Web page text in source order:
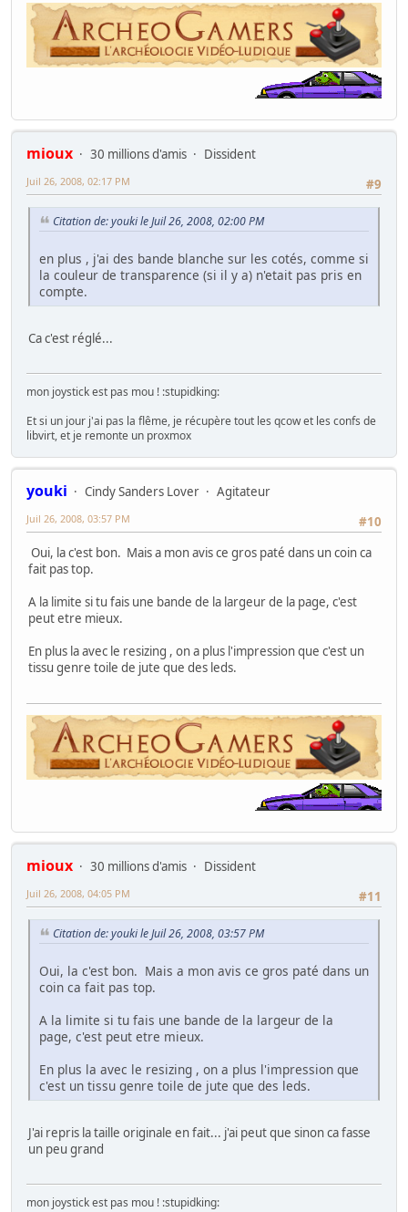
mioux 30 millions d'amis
Dissident
#9
Juil 26, 2008, 02:17 PM
Citation de: youki le Juil 26, 2008, 02:00 PM
en plus , j'ai des bande blanche sur les cotés, comme si
la couleur de transparence (si il y a) n'etait pas pris en
compte.
Ca c'est réglé...
mon joystick est pas mou ! :stupidking:
Et si un jour j'ai pas la flême, je récupère tout les qcow et les confs de
libvirt, et je remonte un proxmox
youki Cindy Sanders Lover
Agitateur
#10
Juil 26, 2008, 03:57 PM
Oui, la c'est bon. Mais a mon avis ce gros paté dans un coin ca
fait pas top.
A la limite si tu fais une bande de la largeur de la page, c'est
peut etre mieux.
En plus la avec le resizing , on a plus l'impression que c'est un
tissu genre toile de jute que des leds.
mioux 30 millions d'amis
Dissident
#11
Juil 26, 2008, 04:05 PM
Citation de: youki le Juil 26, 2008, 03:57 PM
Oui, la c'est bon. Mais a mon avis ce gros paté dans un
coin ca fait pas top.
A la limite si tu fais une bande de la largeur de la
page, c'est peut etre mieux.
En plus la avec le resizing , on a plus l'impression que
c'est un tissu genre toile de jute que des leds.
J'ai repris la taille originale en fait... j'ai peut que sinon ca fasse
un peu grand
mon joystick est pas mou ! :stupidking: